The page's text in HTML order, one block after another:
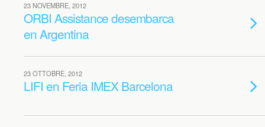
23 NOVEMBRE, 2012
ORBI Assistance desembarca
en Argentina
23 OTTOBRE, 2012
LIFI en Feria IMEX Barcelona